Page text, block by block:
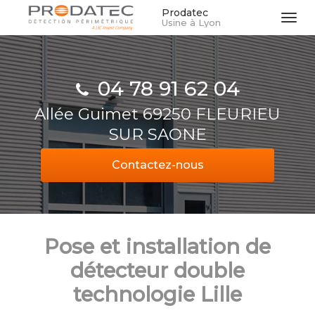
Aller
contenu
principal
Prodatec
Usine à Lyon
04 78 91 62 04
Allée Guimet 69250 FLEURIEU
SUR SAONE
Contactez-nous
Pose et installation de
détecteur double
technologie Lille